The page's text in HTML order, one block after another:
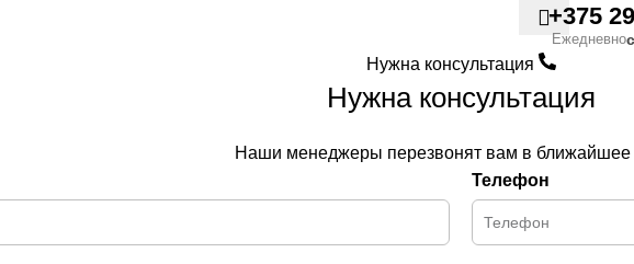
+375
Ежедневно
Нужна консультация
Нужна консультация
Наши менеджеры перезвонят вам в ближайшее
Телефон